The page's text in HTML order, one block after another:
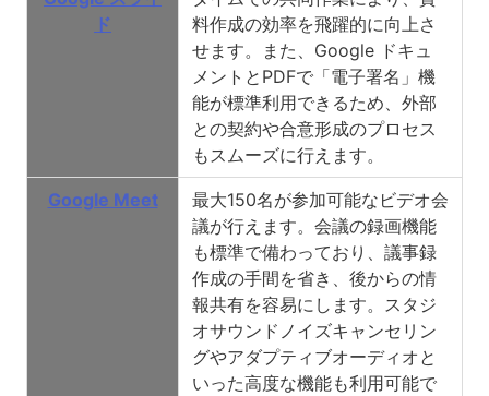
ド
料作成の効率を飛躍的に向上さ
せます。また、Google ドキュ
メントとPDFで「電子署名」機
能が標準利用できるため、外部
との契約や合意形成のプロセス
もスムーズに行えます。
Google Meet
最大150名が参加可能なビデオ会
議が行えます。会議の録画機能
も標準で備わっており、議事録
作成の手間を省き、後からの情
報共有を容易にします。スタジ
オサウンドノイズキャンセリン
グやアダプティブオーディオと
いった高度な機能も利用可能で